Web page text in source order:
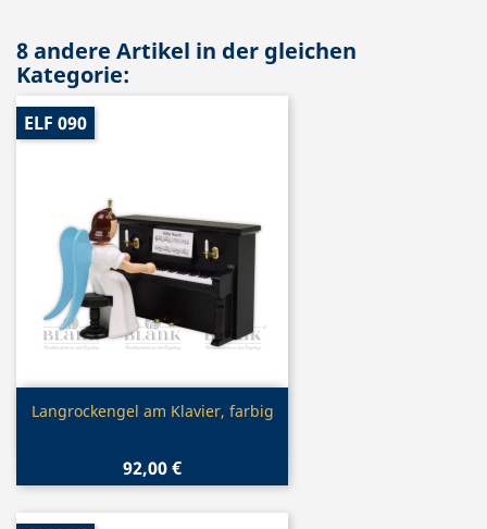
8 andere Artikel in der gleichen
Kategorie:
Vorschau
Langrockengel am Klavier, farbig
92,00 €
ELF 090